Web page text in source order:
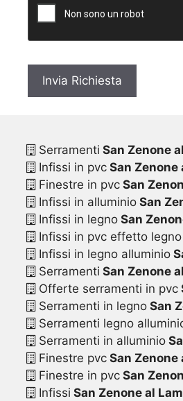
y
Serramenti San Zenone
Infissi in pvcSan Zenone
Finestre in pvcSan
Infissi in alluminioSan
Infissi in legnoSan
Infissi in pvc effetto legno
Infissi in legno alluminio
Serramenti San Zenone
Offerte serramenti in pvc
Serramenti in legnoSan
Serramenti legno
Serramenti in alluminio
Finestre pvcSan Zenone
Finestre in pvcSan
Infissi San Zenone al